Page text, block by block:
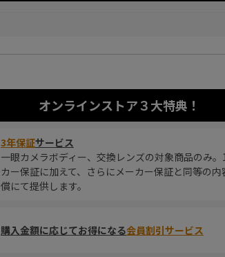
オンラインストア３大特典！
3年保証サービス
一眼カメラボディー、交換レンズの対象商品のみ。
カー保証に加えて、さらにメーカー保証と同等の
償にて提供します。
購入金額に応じてお得になる会員割引サービス